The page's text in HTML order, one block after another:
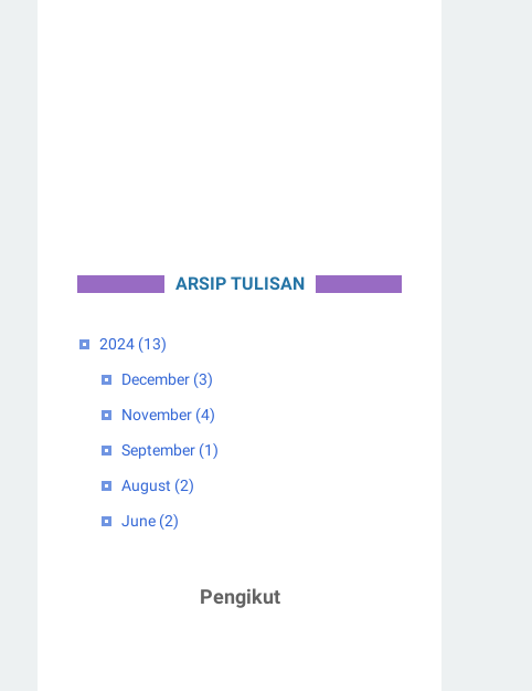
ARSIP TULISAN
2024 (13)
December (3)
November (4)
September (1)
August (2)
June (2)
Pengikut